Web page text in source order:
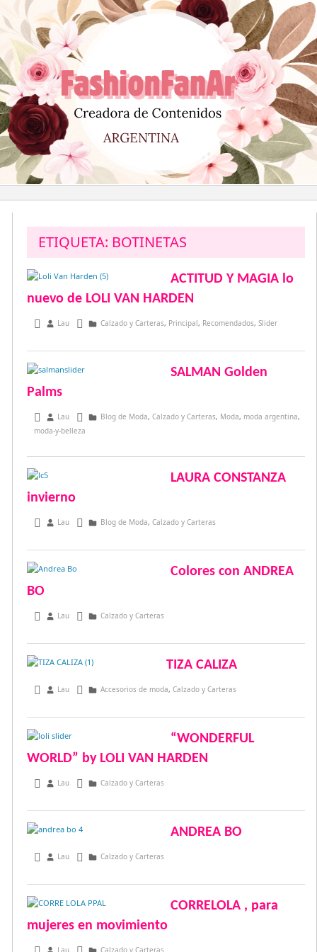
al
contenido
ETIQUETA: BOTINETAS
ACTITUD Y MAGIA lo
nuevo de LOLI VAN HARDEN
marzo 26, 2017
Lau Calzado y Carteras, Principal, Recomendados, Slider
SALMAN Golden
Palms
agosto 18, 2015
Lau Blog de Moda, Calzado y Carteras, Moda, moda argentina,
moda-y-belleza
LAURA CONSTANZA
invierno
julio 29, 2015
Lau Blog de Moda, Calzado y Carteras
Colores con ANDREA
BO
junio 9, 2015
Lau Calzado y Carteras
TIZA CALIZA
marzo 9, 2015
Lau Accesorios de moda, Calzado y Carteras
“WONDERFUL
WORLD” by LOLI VAN HARDEN
marzo 3, 2015
Lau Calzado y Carteras
ANDREA BO
abril 22, 2014
Lau Calzado y Carteras
CORRELOLA , para
mujeres en movimiento
marzo 12, 2014
Lau Calzado y Carteras